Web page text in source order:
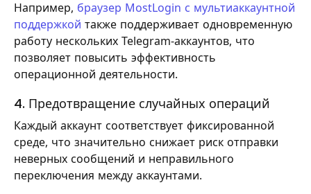
Например, браузер MostLogin с мультиаккаунтной
поддержкой также поддерживает одновременную
работу нескольких Telegram-аккаунтов, что
позволяет повысить эффективность
операционной деятельности.
4. Предотвращение случайных операций
Каждый аккаунт соответствует фиксированной
среде, что значительно снижает риск отправки
неверных сообщений и неправильного
переключения между аккаунтами.